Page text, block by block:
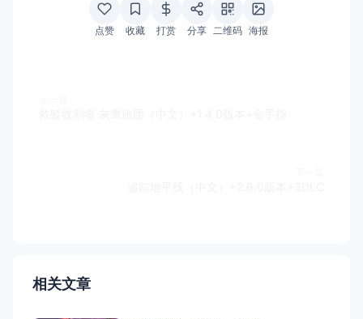
点赞 收藏 打赏 分享 二维码 海报
相关文章